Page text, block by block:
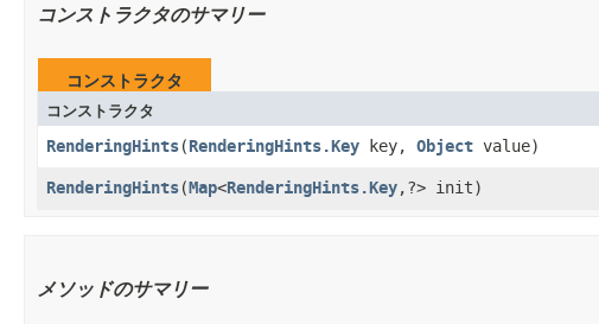
コンストラクタのサマリー
コンストラクタ
コンストラクタ
RenderingHints​(RenderingHints.Key key, Object value)
RenderingHints​(Map<RenderingHints.Key,?> init)
メソッドのサマリー